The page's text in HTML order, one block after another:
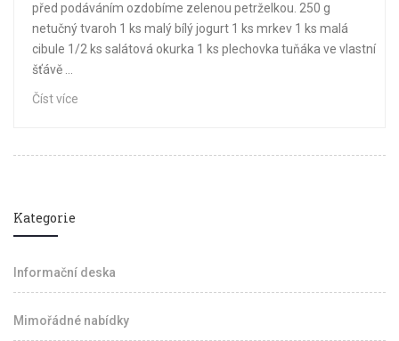
před podáváním ozdobíme zelenou petrželkou. 250 g
netučný tvaroh 1 ks malý bílý jogurt 1 ks mrkev 1 ks malá
cibule 1/2 ks salátová okurka 1 ks plechovka tuňáka ve vlastní
šťávě ...
Číst více
Kategorie
Informační deska
Mimořádné nabídky